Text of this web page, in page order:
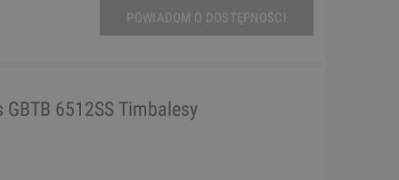
POWIADOM O DOSTĘPNOŚCI
GBTB 6512SS Timbalesy